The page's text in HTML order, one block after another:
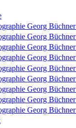
Georg
Georg
Georg
Georg
Georg
Georg
Georg
Georg
Georg